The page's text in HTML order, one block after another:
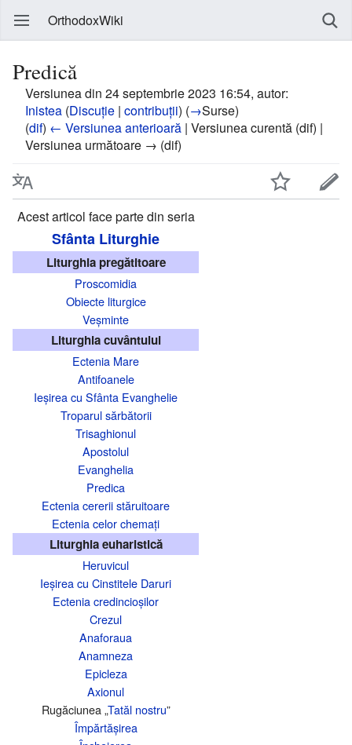
OrthodoxWiki
Predică
Versiunea din 24 septembrie 2023 16:54, autor:
Inistea (Discuție | contribuții) (→Surse)
(dif) ← Versiunea anterioară | Versiunea curentă (dif) |
Versiunea următoare → (dif)
Acest articol face parte din seria
Sfânta Liturghie
Liturghia pregătitoare
Proscomidia
Obiecte liturgice
Veșminte
Liturghia cuvântului
Ectenia Mare
Antifoanele
Ieșirea cu Sfânta Evanghelie
Troparul sărbătorii
Trisaghionul
Apostolul
Evanghelia
Predica
Ectenia cererii stăruitoare
Ectenia celor chemați
Liturghia euharistică
Heruvicul
Ieșirea cu Cinstitele Daruri
Ectenia credincioșilor
Crezul
Anaforaua
Anamneza
Epicleza
Axionul
Rugăciunea „Tatăl nostru”
Împărtășirea